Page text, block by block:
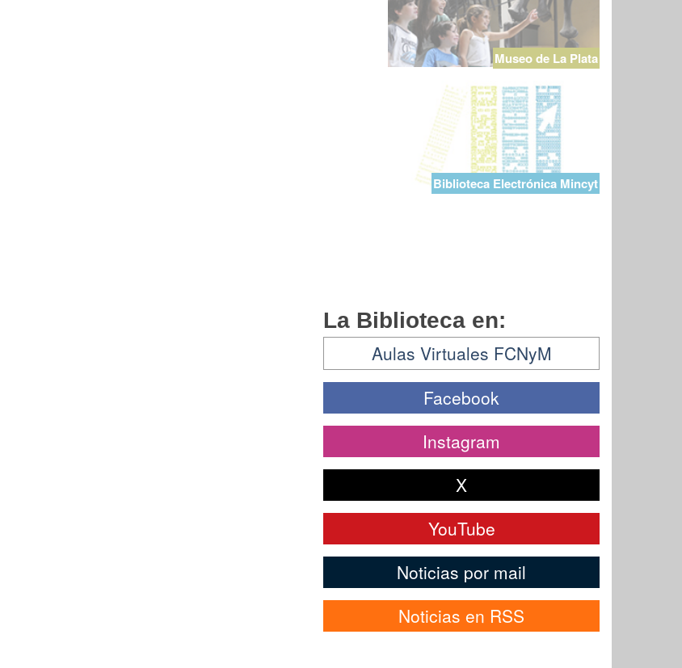
Museo de La Plata
Biblioteca Electrónica Mincyt
La Biblioteca en:
Aulas Virtuales FCNyM
Facebook
Instagram
X
YouTube
Noticias por mail
Noticias en RSS